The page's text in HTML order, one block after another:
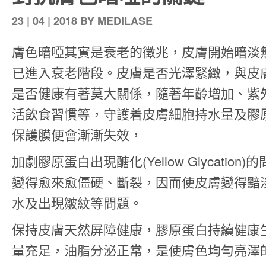
發
於
23 | 04 | 2018 BY MEDILASE
膚色暗啞其實是衰老的徵兆，皮膚開始暗
已進入衰老階段。皮膚是否光澤緊緻，與
是否健康有著莫大關係，隨著年齡增加、紫
活飲食習慣等，守護着皮膚細胞持水量及膠
保護膜便會漸漸失效，
加劇膠原蛋白出現醣化(Yellow Glycation)的
變得愈來愈僵硬、斷裂，因而使皮膚變得黯
水及出現皺紋等問題。
保持皮膚天然屏障健康，膠原蛋白持續健康
量充足，油脂分泌正常，是使膚色均勻亮